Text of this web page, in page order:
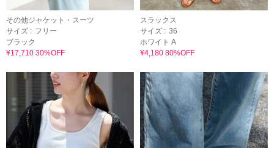
その他ジャケット・スーツ
サイズ : フリー
ブラック
¥17,710 30%OFF
スラックス
サイズ : 36
ホワイト A
¥4,180 80%OFF